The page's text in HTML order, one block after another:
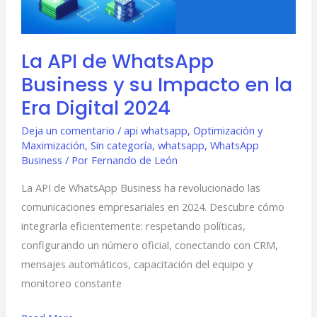
La API de WhatsApp
Business y su Impacto en la
Era Digital 2024
Deja un comentario / api whatsapp, Optimización y
Maximización, Sin categoría, whatsapp, WhatsApp
Business / Por Fernando de León
La API de WhatsApp Business ha revolucionado las
comunicaciones empresariales en 2024. Descubre cómo
integrarla eficientemente: respetando políticas,
configurando un número oficial, conectando con CRM,
mensajes automáticos, capacitación del equipo y
monitoreo constante
Impacto
Era
Digital
2024